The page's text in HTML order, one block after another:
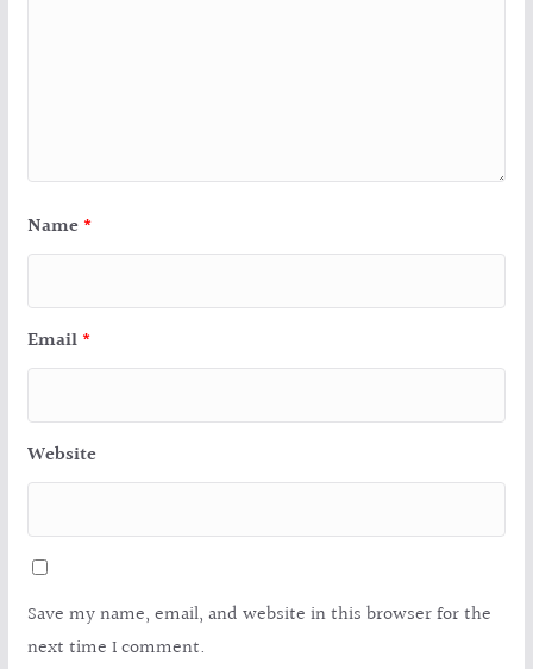
Name *
Email *
Website
Save my name, email, and website in this browser for the
next time I comment.